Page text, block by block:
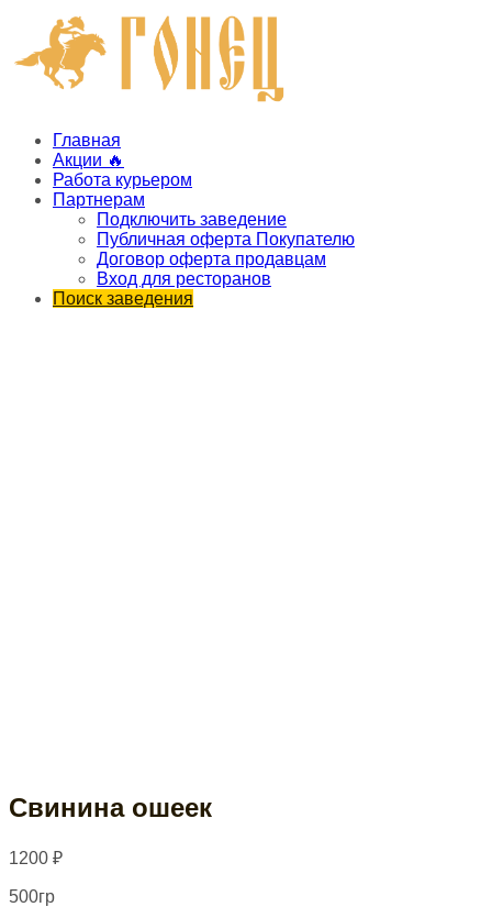
Главная
Акции 🔥
Работа курьером
Партнерам
Подключить заведение
Публичная оферта Покупателю
Договор оферта продавцам
Вход для ресторанов
Поиск заведения
Свинина ошеек
1200 ₽
500гр